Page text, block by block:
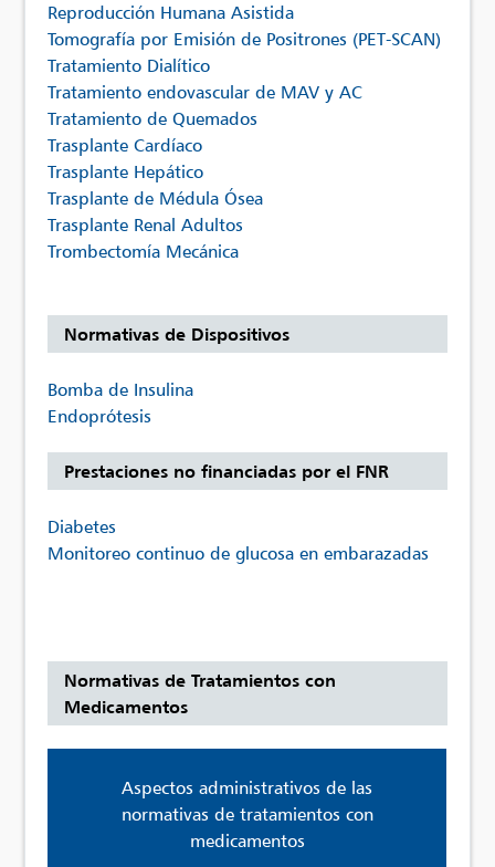
Reproducción Humana Asistida
Tomografía por Emisión de Positrones (PET-SCAN)
Tratamiento Dialítico
Tratamiento endovascular de MAV y AC
Tratamiento de Quemados
Trasplante Cardíaco
Trasplante Hepático
Trasplante de Médula Ósea
Trasplante Renal Adultos
Trombectomía Mecánica
Normativas de Dispositivos
Bomba de Insulina
Endoprótesis
Prestaciones no financiadas por el FNR
Diabetes
Monitoreo continuo de glucosa en embarazadas
Normativas de Tratamientos con
Medicamentos
Aspectos administrativos de las
normativas de tratamientos con
medicamentos